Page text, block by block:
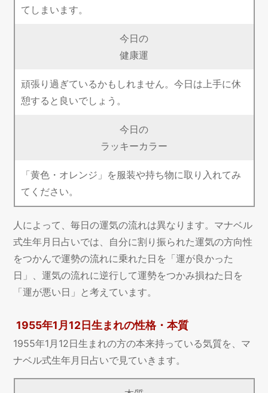
てしまいます。
今日の
健康運
頑張り過ぎているかもしれません。今日は上手に休
憩すると良いでしょう。
今日の
ラッキーカラー
「黄色・オレンジ」を服装や持ち物に取り入れてみ
てください。
人によって、毎日の運気の流れは異なります。マナベル
式生年月日占いでは、自分に割り振られた運気の方向性
をつかんで運勢の流れに乗れた日を「運が良かった
日」、運気の流れに逆行して運勢をつかみ損ねた日を
「運が悪い日」と考えています。
1955年1月12日生まれの性格・本質
1955年1月12日生まれの方の本来持っている気質を、マ
ナベル式生年月日占いで見ていきます。